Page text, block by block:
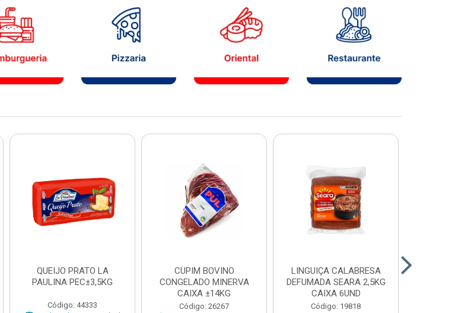
QUEIJO PRATO LA
PAULINA PEC±3,5KG
Código: 44333
CUPIM BOVINO
CONGELADO MINERVA
CAIXA ±14KG
Código: 26267
LINGUIÇA CALABRESA
DEFUMADA SEARA 2,5KG
CAIXA 6UND
Código: 19818